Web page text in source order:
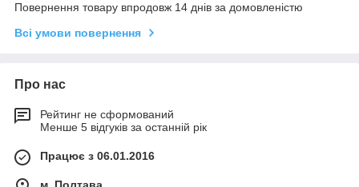
Повернення товару впродовж 14 днів за домовленістю
Всі умови повернення
Про нас
Рейтинг не сформований
Менше 5 відгуків за останній рік
Працює з 06.01.2016